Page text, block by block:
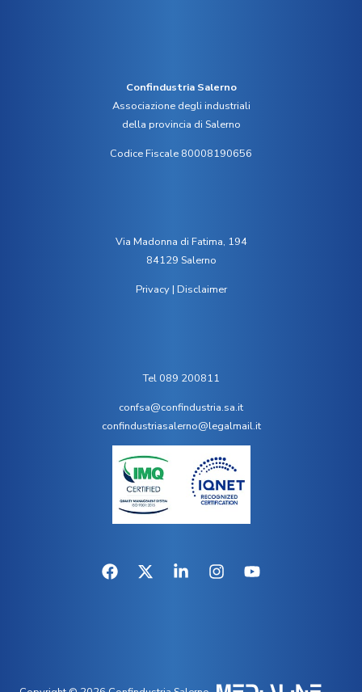
Confindustria Salerno
Associazione degli industriali
della provincia di Salerno
Codice Fiscale 80008190656
Via Madonna di Fatima, 194
84129 Salerno
Privacy| Disclaimer
Tel 089 200811
confsa@confindustria.sa.it
confindustriasalerno@legalmail.it